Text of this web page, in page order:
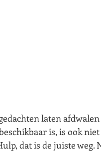
laten
is, is ook niet
dat is de juiste weg.